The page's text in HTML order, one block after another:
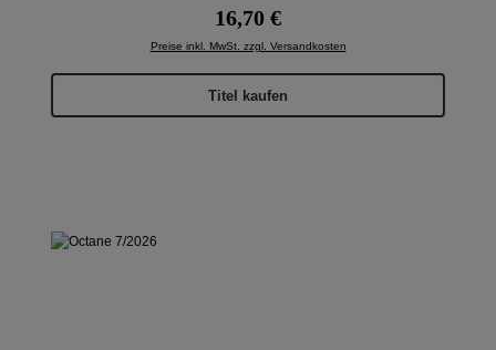
Regulärer Preis:
16,70 €
Preise inkl. MwSt. zzgl. Versandkosten
Titel kaufen